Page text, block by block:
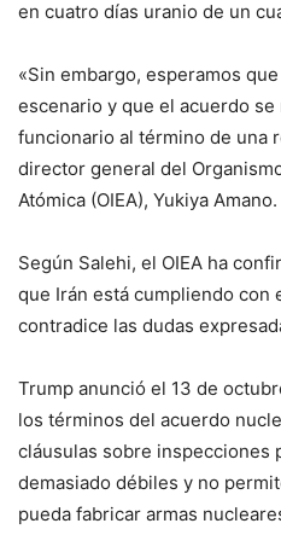
en cuatro días uranio de un
«Sin embargo, esperamos
escenario y que el acuerdo
funcionario al término de una
director general del
Atómica (OIEA), Yukiya Amano.
Según Salehi, el OIEA ha
que Irán está cumpliendo con
contradice las dudas
Trump anunció el 13 de
los términos del acuerdo
cláusulas sobre inspecciones
demasiado débiles y no
pueda fabricar armas